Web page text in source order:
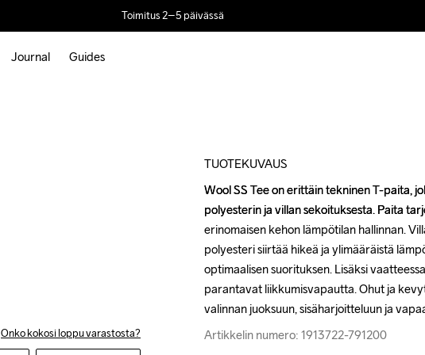
Toimitus 2–5 päivässä
Journal Guides
Onko kokosi loppu varastosta?
TUOTEKUVAUS
Wool SS Tee on erittäin tekninen T-paita,
polyesterin ja villan sekoituksesta. Paita
erinomaisen kehon lämpötilan hallinnan.
polyesteri siirtää hikeä ja ylimääräistä
optimaalisen suorituksen. Lisäksi
parantavat liikkumisvapautta. Ohut ja
valinnan juoksuun, sisäharjoitteluun ja
Artikkelin numero: 1913722-791200
Wool SS Tee on erittäin tekninen T-paita,
polyesterin ja villan sekoituksesta. Paita
erinomaisen kehon lämpötilan hallinnan.
polyesteri siirtää hikeä ja ylimääräistä
optimaalisen suorituksen. Lisäksi
parantavat liikkumisvapautta. Ohut ja
valinnan juoksuun, sisäharjoitteluun ja
Artikkelin numero: 1913722-791200